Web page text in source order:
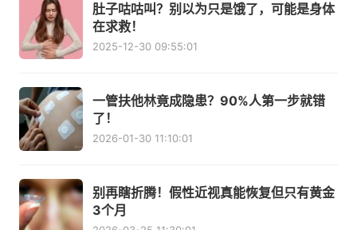
肚子咕咕叫？别以为只是饿了，可能是身体
在求救！
2025-12-30 09:55:01
一管扶他林竟成隐患？90%人第一步就错
了！
2026-01-30 11:10:01
别再瞎折腾！假性近视真能恢复但只有黄金
3个月